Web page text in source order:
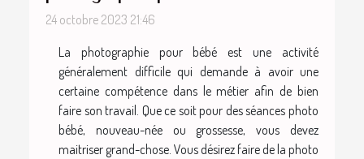
24 octobre 2023 21:46
La photographie pour bébé est une activité
généralement difficile qui demande à avoir une
certaine compétence dans le métier afin de bien
faire son travail. Que ce soit pour des séances photo
bébé, nouveau-née ou grossesse, vous devez
maitriser grand-chose. Vous désirez faire de la photo